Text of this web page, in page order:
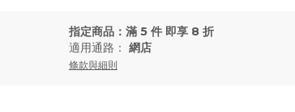
指定商品：滿 5 件 即享 8 折
適用通路： 網店
條款與細則